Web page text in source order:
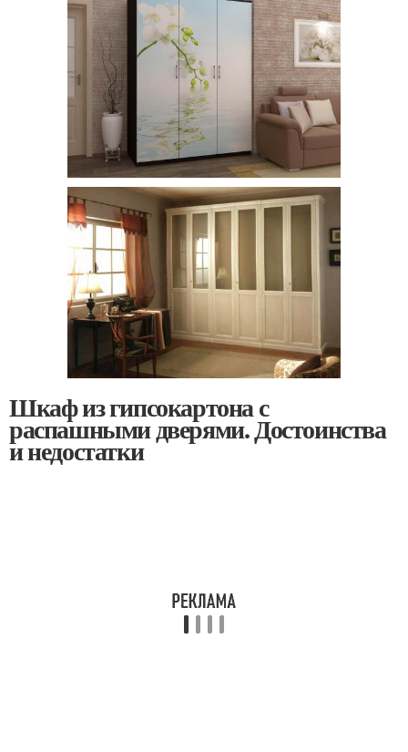
Шкаф из гипсокартона с
распашными дверями. Достоинства
и недостатки